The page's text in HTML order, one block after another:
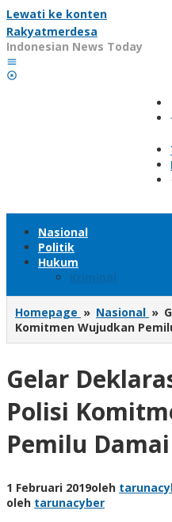
Lewati ke konten
Rakyatmerdesa
Indonesian News Today
Nasional
Politik
Hukum
Kriminal
Homepage » Nasional »
Komitmen Wujudkan
Gelar
Polisi
Pemilu
1 Februari 2019oleh
oleh tarunacyber